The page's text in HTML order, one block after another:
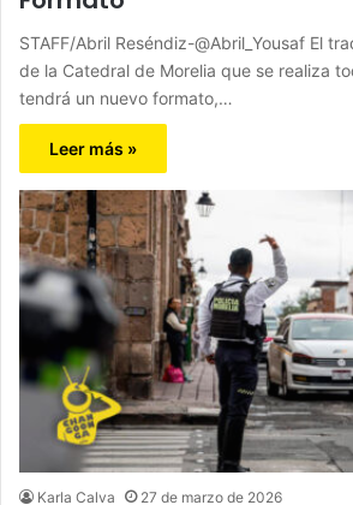
STAFF/Abril Reséndiz-@Abril_Yousaf El
de la Catedral de Morelia que se realiza
tendrá un nuevo formato,…
Leer más »
Karla Calva 27 de marzo de 2026